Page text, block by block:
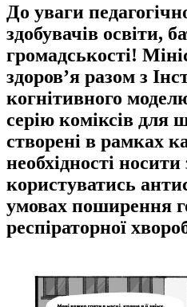
До уваги
здобувачів освіти,
громадськості!
здоров’я разом з
когнітивного
серію коміксів для
створені в рамках
необхідності
користуватись
умовах поширення
респіраторної